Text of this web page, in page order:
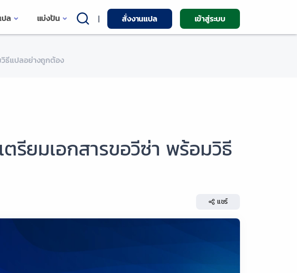
ล แบ่งปัน | สั่งงานแปล เข้าสู่ระบบ
วิธีแปลอย่างถูกต้อง
ตรียมเอกสารขอวีซ่า พร้อมวิธี
แชร์